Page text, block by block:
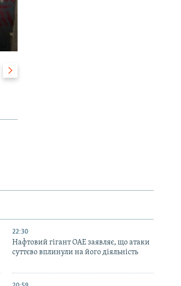
п
е
22:30
Нафтовий гігант ОАЕ заявляє, що атаки
суттєво вплинули на його діяльність